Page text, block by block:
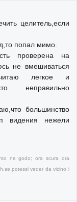
целитель,если
попал мимо.
проверена на
не вмешиваться
легкое и
неправильно
большинство
видения нежели
ne godo; ora scura ora
potessi veder da vicino i